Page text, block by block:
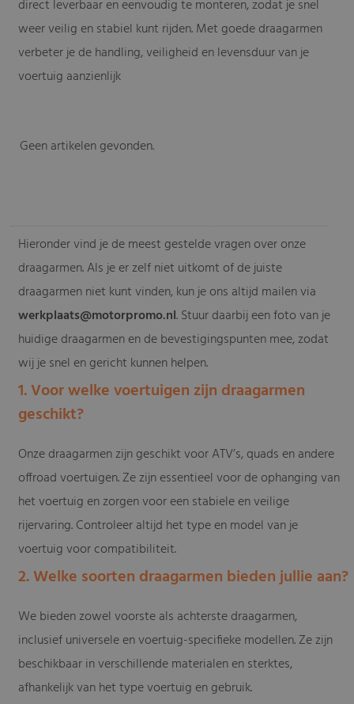
direct leverbaar en eenvoudig te monteren, zodat je snel
weer veilig en stabiel kunt rijden. Met goede draagarmen
verbeter je de handling, veiligheid en levensduur van je
voertuig aanzienlijk
Geen artikelen gevonden.
Hieronder vind je de meest gestelde vragen over onze
draagarmen. Als je er zelf niet uitkomt of de juiste
draagarmen niet kunt vinden, kun je ons altijd mailen via
werkplaats@motorpromo.nl. Stuur daarbij een foto van je
huidige draagarmen en de bevestigingspunten mee, zodat
wij je snel en gericht kunnen helpen.
1. Voor welke voertuigen zijn draagarmen
geschikt?
Onze draagarmen zijn geschikt voor ATV’s, quads en andere
offroad voertuigen. Ze zijn essentieel voor de ophanging van
het voertuig en zorgen voor een stabiele en veilige
rijervaring. Controleer altijd het type en model van je
voertuig voor compatibiliteit.
2. Welke soorten draagarmen bieden jullie aan?
We bieden zowel voorste als achterste draagarmen,
inclusief universele en voertuig-specifieke modellen. Ze zijn
beschikbaar in verschillende materialen en sterktes,
afhankelijk van het type voertuig en gebruik.